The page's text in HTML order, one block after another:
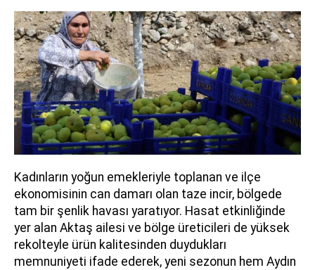
Kadınların yoğun emekleriyle toplanan ve ilçe
ekonomisinin can damarı olan taze incir, bölgede
tam bir şenlik havası yaratıyor. Hasat etkinliğinde
yer alan Aktaş ailesi ve bölge üreticileri de yüksek
rekolteyle ürün kalitesinden duydukları
memnuniyeti ifade ederek, yeni sezonun hem Aydın